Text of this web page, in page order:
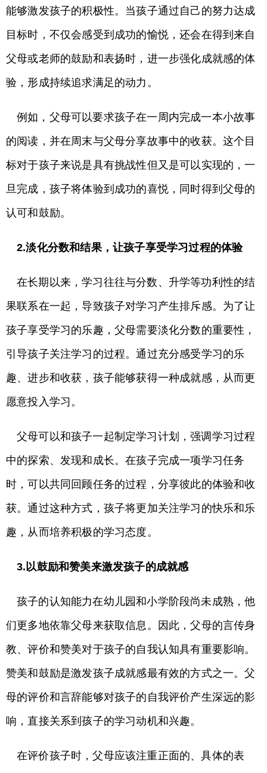
能够激发孩子的积极性。当孩子通过自己的努力达成
目标时，不仅会感受到成功的愉悦，还会在得到来自
父母或老师的鼓励和表扬时，进一步强化成就感的体
验，形成持续追求满足的动力。
例如，父母可以要求孩子在一周内完成一本小故事
的阅读，并在周末与父母分享故事中的收获。这个目
标对于孩子来说是具有挑战性但又是可以实现的，一
旦完成，孩子将体验到成功的喜悦，同时得到父母的
认可和鼓励。
2.淡化分数和结果，让孩子享受学习过程的体验
在长期以来，学习往往与分数、升学等功利性的结
果联系在一起，导致孩子对学习产生排斥感。为了让
孩子享受学习的乐趣，父母需要淡化分数的重要性，
引导孩子关注学习的过程。通过充分感受学习的乐
趣、进步和收获，孩子能够获得一种成就感，从而更
愿意投入学习。
父母可以和孩子一起制定学习计划，强调学习过程
中的探索、发现和成长。在孩子完成一项学习任务
时，可以共同回顾任务的过程，分享彼此的体验和收
获。通过这种方式，孩子将更加关注学习的快乐和乐
趣，从而培养积极的学习态度。
3.以鼓励和赞美来激发孩子的成就感
孩子的认知能力在幼儿园和小学阶段尚未成熟，他
们更多地依靠父母来获取信息。因此，父母的言传身
教、评价和赞美对于孩子的自我认知具有重要影响。
赞美和鼓励是激发孩子成就感最有效的方式之一。父
母的评价和言辞能够对孩子的自我评价产生深远的影
响，直接关系到孩子的学习动机和兴趣。
在评价孩子时，父母应该注重正面的、具体的表